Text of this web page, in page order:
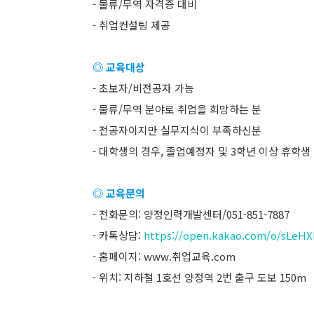
- 물류/무역 자격증 대비
- 취업컨설팅 제공
◎ 교육대상
- 초보자/비전공자 가능
- 물류/무역 분야로 취업을 희망하는 분
- 전공자이지만 실무지식이 부족하신분
- 대학생의 경우, 졸업예정자 및 3학년 이상 휴학생
◎ 교육문의
- 전화문의: 양정인력개발센터/051-851-7887
- 카톡상담: https://open.kakao.com/o/
- 홈페이지: www.취업교육.com
- 위치: 지하철 1호선 양정역 2번 출구 도보 150m